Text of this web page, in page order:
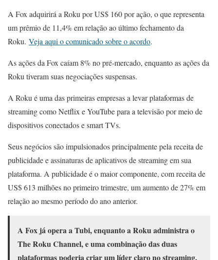
A Fox adquirirá a Roku por US$ 160 por ação, o que representa
um prêmio de 11,4% em relação ao último fechamento da
Roku. Veja aqui o comunicado sobre o acordo.
As ações da Fox caíam 8% no pré-mercado, enquanto as ações da
Roku tiveram suas negociações suspensas.
A Roku é uma das primeiras empresas a levar plataformas de
streaming como Netflix e YouTube para a televisão por meio de
dispositivos conectados e smart TVs.
Seus negócios são impulsionados principalmente pela receita de
publicidade e assinaturas de aplicativos de streaming em sua
plataforma. A publicidade é o maior componente, com receita de
US$ 613 milhões no primeiro trimestre, um aumento de 27% em
relação ao mesmo período do ano anterior.
A Fox já opera a Tubi, enquanto a Roku administra o
The Roku Channel, e uma combinação das duas
plataformas poderia criar um líder claro no streaming,